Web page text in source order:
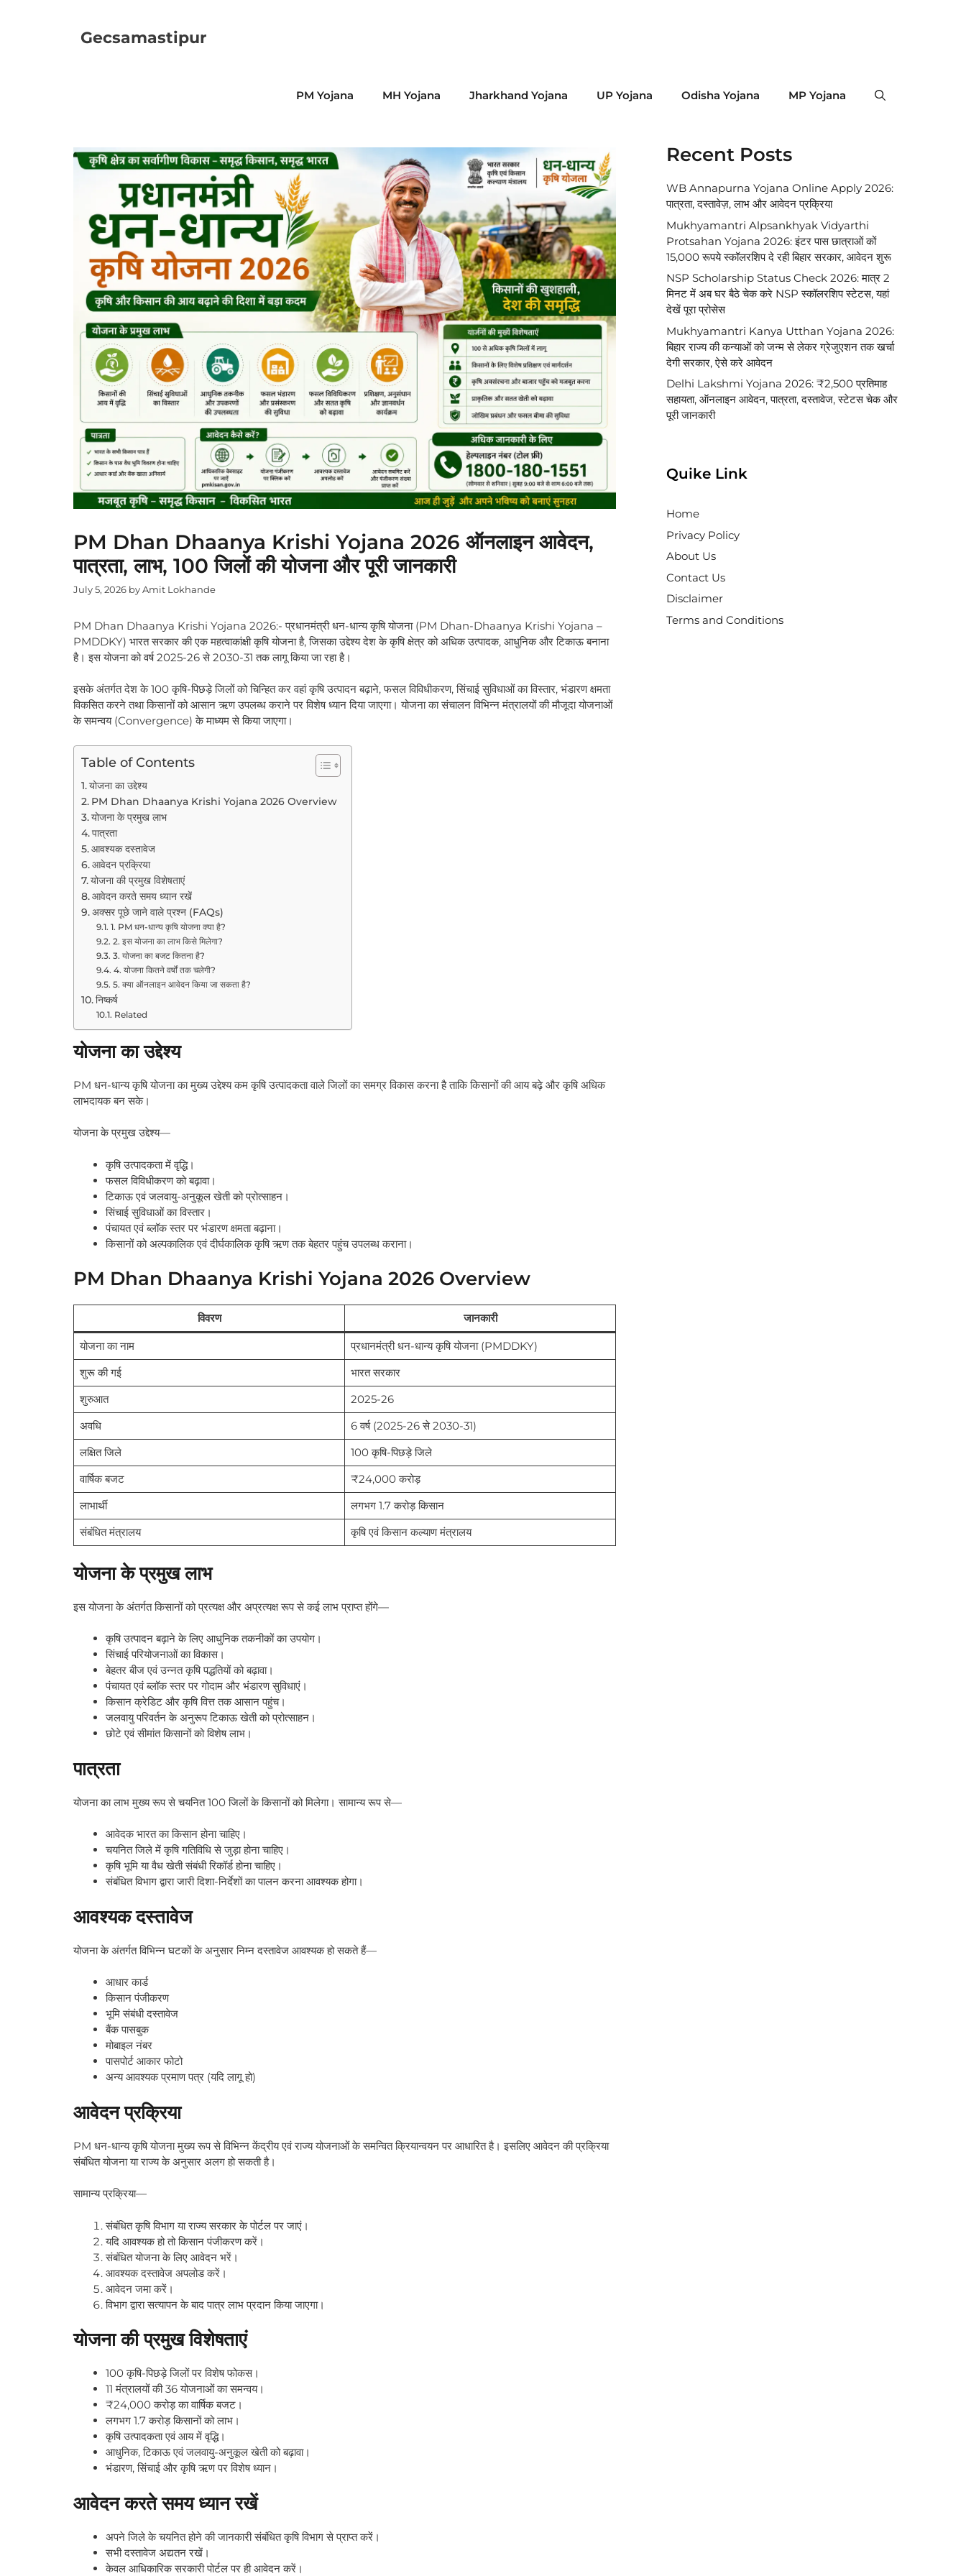
Gecsamastipur
PM Yojana MH Yojana Jharkhand Yojana UP Yojana Odisha Yojana MP Yojana
PM Dhan Dhaanya Krishi Yojana 2026 ऑनलाइन आवेदन,
पात्रता, लाभ, 100 जिलों की योजना और पूरी जानकारी
July 5, 2026 by Amit Lokhande
PM Dhan Dhaanya Krishi Yojana 2026:- प्रधानमंत्री धन-धान्य कृषि योजना (PM Dhan-Dhaanya Krishi Yojana –
PMDDKY) भारत सरकार की एक महत्वाकांक्षी कृषि योजना है, जिसका उद्देश्य देश के कृषि क्षेत्र को अधिक उत्पादक, आधुनिक और टिकाऊ बनाना
है। इस योजना को वर्ष 2025-26 से 2030-31 तक लागू किया जा रहा है।
इसके अंतर्गत देश के 100 कृषि-पिछड़े जिलों को चिन्हित कर वहां कृषि उत्पादन बढ़ाने, फसल विविधीकरण, सिंचाई सुविधाओं का विस्तार, भंडारण क्षमता
विकसित करने तथा किसानों को आसान ऋण उपलब्ध कराने पर विशेष ध्यान दिया जाएगा। योजना का संचालन विभिन्न मंत्रालयों की मौजूदा योजनाओं
के समन्वय (Convergence) के माध्यम से किया जाएगा।
Table of Contents
योजना का उद्देश्य
PM Dhan Dhaanya Krishi Yojana 2026 Overview
योजना के प्रमुख लाभ
पात्रता
आवश्यक दस्तावेज
आवेदन प्रक्रिया
योजना की प्रमुख विशेषताएं
आवेदन करते समय ध्यान रखें
अक्सर पूछे जाने वाले प्रश्न (FAQs)
1. PM धन-धान्य कृषि योजना क्या है?
2. इस योजना का लाभ किसे मिलेगा?
3. योजना का बजट कितना है?
4. योजना कितने वर्षों तक चलेगी?
5. क्या ऑनलाइन आवेदन किया जा सकता है?
निष्कर्ष
Related
योजना का उद्देश्य
PM धन-धान्य कृषि योजना का मुख्य उद्देश्य कम कृषि उत्पादकता वाले जिलों का समग्र विकास करना है ताकि किसानों की आय बढ़े और कृषि अधिक
लाभदायक बन सके।
योजना के प्रमुख उद्देश्य—
कृषि उत्पादकता में वृद्धि।
फसल विविधीकरण को बढ़ावा।
टिकाऊ एवं जलवायु-अनुकूल खेती को प्रोत्साहन।
सिंचाई सुविधाओं का विस्तार।
पंचायत एवं ब्लॉक स्तर पर भंडारण क्षमता बढ़ाना।
किसानों को अल्पकालिक एवं दीर्घकालिक कृषि ऋण तक बेहतर पहुंच उपलब्ध कराना।
PM Dhan Dhaanya Krishi Yojana 2026 Overview
विवरण जानकारी
योजना का नाम
प्रधानमंत्री धन-धान्य कृषि योजना (PMDDKY)
शुरू की गई
भारत सरकार
शुरुआत
2025-26
अवधि
6 वर्ष (2025-26 से 2030-31)
लक्षित जिले
100 कृषि-पिछड़े जिले
वार्षिक बजट
₹24,000 करोड़
लाभार्थी
लगभग 1.7 करोड़ किसान
संबंधित मंत्रालय
कृषि एवं किसान कल्याण मंत्रालय
योजना के प्रमुख लाभ
इस योजना के अंतर्गत किसानों को प्रत्यक्ष और अप्रत्यक्ष रूप से कई लाभ प्राप्त होंगे—
कृषि उत्पादन बढ़ाने के लिए आधुनिक तकनीकों का उपयोग।
सिंचाई परियोजनाओं का विकास।
बेहतर बीज एवं उन्नत कृषि पद्धतियों को बढ़ावा।
पंचायत एवं ब्लॉक स्तर पर गोदाम और भंडारण सुविधाएं।
किसान क्रेडिट और कृषि वित्त तक आसान पहुंच।
जलवायु परिवर्तन के अनुरूप टिकाऊ खेती को प्रोत्साहन।
छोटे एवं सीमांत किसानों को विशेष लाभ।
पात्रता
योजना का लाभ मुख्य रूप से चयनित 100 जिलों के किसानों को मिलेगा। सामान्य रूप से—
आवेदक भारत का किसान होना चाहिए।
चयनित जिले में कृषि गतिविधि से जुड़ा होना चाहिए।
कृषि भूमि या वैध खेती संबंधी रिकॉर्ड होना चाहिए।
संबंधित विभाग द्वारा जारी दिशा-निर्देशों का पालन करना आवश्यक होगा।
आवश्यक दस्तावेज
योजना के अंतर्गत विभिन्न घटकों के अनुसार निम्न दस्तावेज आवश्यक हो सकते हैं—
आधार कार्ड
किसान पंजीकरण
भूमि संबंधी दस्तावेज
बैंक पासबुक
मोबाइल नंबर
पासपोर्ट आकार फोटो
अन्य आवश्यक प्रमाण पत्र (यदि लागू हो)
आवेदन प्रक्रिया
PM धन-धान्य कृषि योजना मुख्य रूप से विभिन्न केंद्रीय एवं राज्य योजनाओं के समन्वित क्रियान्वयन पर आधारित है। इसलिए आवेदन की प्रक्रिया
संबंधित योजना या राज्य के अनुसार अलग हो सकती है।
सामान्य प्रक्रिया—
संबंधित कृषि विभाग या राज्य सरकार के पोर्टल पर जाएं।
यदि आवश्यक हो तो किसान पंजीकरण करें।
संबंधित योजना के लिए आवेदन भरें।
आवश्यक दस्तावेज अपलोड करें।
आवेदन जमा करें।
विभाग द्वारा सत्यापन के बाद पात्र लाभ प्रदान किया जाएगा।
योजना की प्रमुख विशेषताएं
100 कृषि-पिछड़े जिलों पर विशेष फोकस।
11 मंत्रालयों की 36 योजनाओं का समन्वय।
₹24,000 करोड़ का वार्षिक बजट।
लगभग 1.7 करोड़ किसानों को लाभ।
कृषि उत्पादकता एवं आय में वृद्धि।
आधुनिक, टिकाऊ एवं जलवायु-अनुकूल खेती को बढ़ावा।
भंडारण, सिंचाई और कृषि ऋण पर विशेष ध्यान।
आवेदन करते समय ध्यान रखें
अपने जिले के चयनित होने की जानकारी संबंधित कृषि विभाग से प्राप्त करें।
सभी दस्तावेज अद्यतन रखें।
केवल आधिकारिक सरकारी पोर्टल पर ही आवेदन करें।
Recent Posts
WB Annapurna Yojana Online Apply 2026:
पात्रता, दस्तावेज़, लाभ और आवेदन प्रक्रिया
Mukhyamantri Alpsankhyak Vidyarthi
Protsahan Yojana 2026: इंटर पास छात्राओं कों
15,000 रूपये स्कॉलरशिप दे रही बिहार सरकार, आवेदन शुरू
NSP Scholarship Status Check 2026: मात्र 2
मिनट में अब घर बैठे चेक करे NSP स्कॉलरशिप स्टेटस, यहां
देखें पूरा प्रोसेस
Mukhyamantri Kanya Utthan Yojana 2026:
बिहार राज्य की कन्याओं को जन्म से लेकर ग्रेजुएशन तक खर्चा
देगी सरकार, ऐसे करे आवेदन
Delhi Lakshmi Yojana 2026: ₹2,500 प्रतिमाह
सहायता, ऑनलाइन आवेदन, पात्रता, दस्तावेज, स्टेटस चेक और
पूरी जानकारी
Quike Link
Home
Privacy Policy
About Us
Contact Us
Disclaimer
Terms and Conditions